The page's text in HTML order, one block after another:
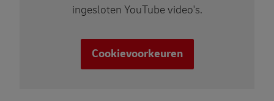
ingesloten YouTube video's.
Cookievoorkeuren